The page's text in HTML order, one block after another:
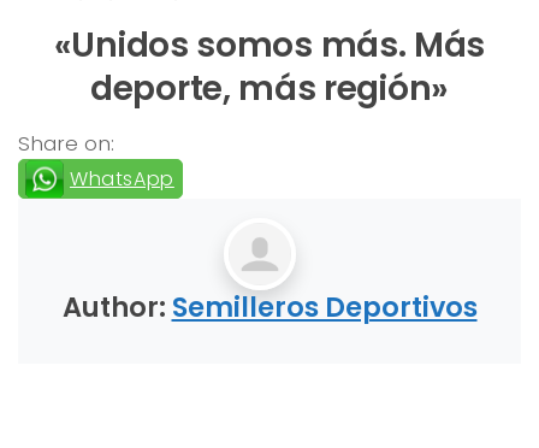
«Unidos somos más. Más
deporte, más región»
Share on:
WhatsApp
Author: Semilleros Deportivos